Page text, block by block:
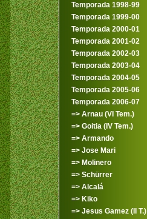
Temporada 1998-99
Temporada 1999-00
Temporada 2000-01
Temporada 2001-02
Temporada 2002-03
Temporada 2003-04
Temporada 2004-05
Temporada 2005-06
Temporada 2006-07
=> Arnau (VI Tem.)
=> Goitia (IV Tem.)
=> Armando
=> Jose Mari
=> Molinero
=> Schürrer
=> Alcalá
=> Kiko
=> Jesus Gamez (II T.)